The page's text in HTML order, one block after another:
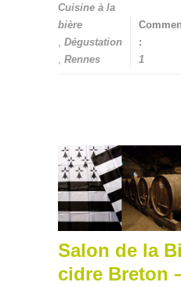
Cuisine à la
bière
Dégustation
Rennes
:
1
Salon de la
cidre Breton